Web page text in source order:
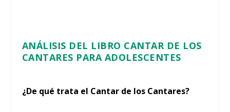
ANÁLISIS DEL LIBRO CANTAR DE LOS
CANTARES PARA ADOLESCENTES
¿De qué trata el Cantar de los Cantares?